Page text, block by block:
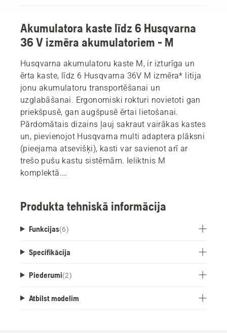
Akumulatora kaste līdz 6 Husqvarna
36 V izmēra akumulatoriem - M
Husqvarna akumulatoru kaste M, ir izturīga un
ērta kaste, līdz 6 Husqvarna 36V M izmēra* litija
jonu akumulatoru transportēšanai un
uzglabāšanai. Ergonomiski rokturi novietoti gan
priekšpusē, gan augšpusē ērtai lietošanai.
Pārdomātais dizains ļauj sakraut vairākas kastes
un, pievienojot Husqvarna multi adaptera plāksni
(pieejama atsevišķi), kasti var savienot arī ar
trešo pušu kastu sistēmām. Ieliktnis M
komplektā.
B140/Bli100/Bli200/Bli200X
Produkta tehniskā informācija
Funkcijas(6)
Specifikācija
Piederumi(2)
Atbilst modelim